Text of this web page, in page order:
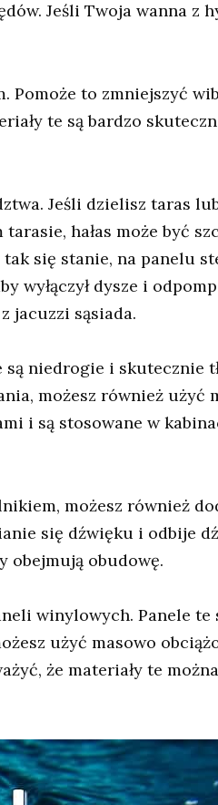
Jeśli Twoja wanna z
to zmniejszyć
te są bardzo
Jeśli dzielisz taras
hałas może być
tak się stanie, na panelu
wyłączył dysze i
jacuzzi sąsiada.
niedrogie i skutecznie
możesz również użyć
i są stosowane w
możesz również
się dźwięku i odbije
obejmują obudowę.
winylowych. Panele
użyć masowo
że materiały te